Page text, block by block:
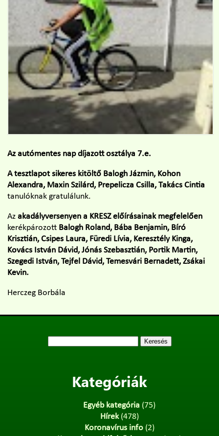
Az autómentes nap díjazott osztálya 7.e.
A tesztlapot sikeres kitöltő Balogh Jázmin, Kohon
Alexandra, Maxin Szilárd, Prepelicza Csilla, Takács Cintia
tanulóknak gratulálunk.
Az akadályversenyen a KRESZ előírásainak megfelelően
kerékpározott Balogh Roland, Bába Benjamin, Bíró
Krisztián, Csipes Laura, Füredi Lívia, Keresztély Kinga,
Kovács István Dávid, Jónás Szebasztián, Portik Martin,
Szegedi István, Tejfel Dávid, Temesvári Bernadett, Zsákai
Kevin.
Herczeg Borbála
Kategóriák
Egyéb kategória (75)
Hírek(478)
Koronavírus info(2)